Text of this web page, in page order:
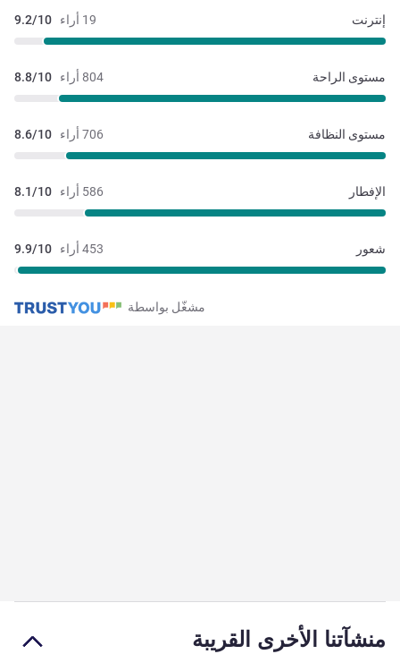
19 أراء 9.2/10 إنترنت
804 أراء 8.8/10 مستوى الراحة
706 أراء 8.6/10 مستوى النظافة
586 أراء 8.1/10 الإفطار
453 أراء 9.9/10 شعور
مشغّل بواسطة
منشآتنا الأخرى القريبة